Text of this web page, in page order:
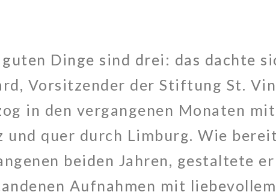
Dinge sind drei: das dachte
Vorsitzender der Stiftung St.
in den vergangenen Monaten
und quer durch Limburg. Wie
beiden Jahren, gestaltete
Aufnahmen mit